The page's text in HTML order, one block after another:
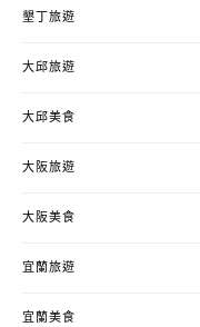
墾丁旅遊
大邱旅遊
大邱美食
大阪旅遊
大阪美食
宜蘭旅遊
宜蘭美食